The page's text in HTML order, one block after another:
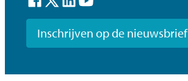
Facebook
TwitterLinkedInYouTube
Inschrijven op de nieuwsbrief